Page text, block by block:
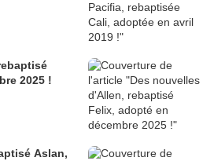
2025 !
Aslan,